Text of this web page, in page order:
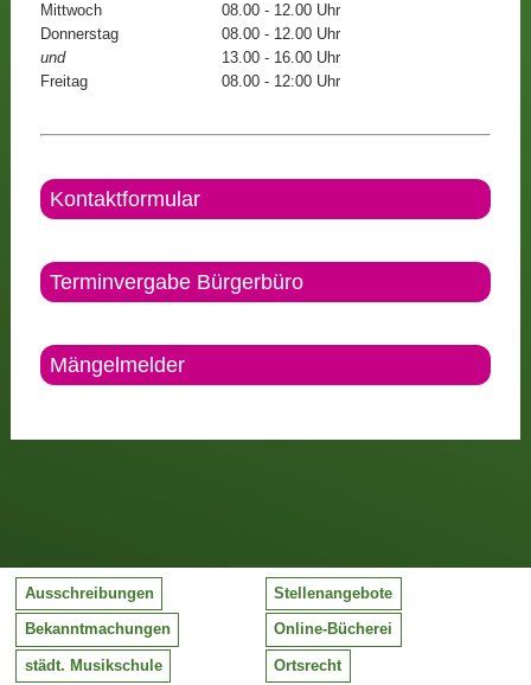
Mittwoch
08.00 - 12.00 Uhr
Donnerstag
08.00 - 12.00 Uhr
und
13.00 - 16.00 Uhr
Freitag
08.00 - 12:00 Uhr
Kontaktformular
Terminvergabe Bürgerbüro
Mängelmelder
Ausschreibungen Stellenangebote
Bekanntmachungen Online-Bücherei
städt. Musikschule Ortsrecht